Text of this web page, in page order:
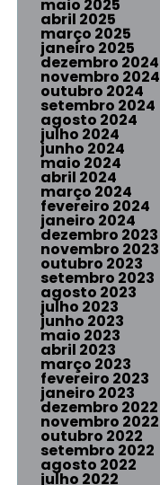
maio 2025
abril 2025
março 2025
janeiro 2025
dezembro 2024
novembro 2024
outubro 2024
setembro 2024
agosto 2024
julho 2024
junho 2024
maio 2024
abril 2024
março 2024
fevereiro 2024
janeiro 2024
dezembro 2023
novembro 2023
outubro 2023
setembro 2023
agosto 2023
julho 2023
junho 2023
maio 2023
abril 2023
março 2023
fevereiro 2023
janeiro 2023
dezembro 2022
novembro 2022
outubro 2022
setembro 2022
agosto 2022
julho 2022